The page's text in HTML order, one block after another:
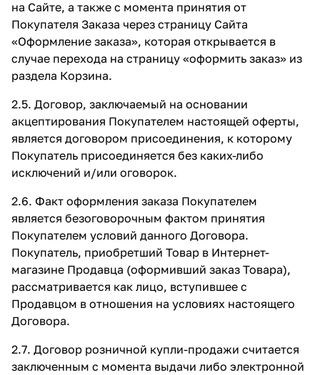
на Сайте, а также с момента принятия от
Покупателя Заказа через страницу Сайта
«Оформление заказа», которая открывается в
случае перехода на страницу «оформить заказ» из
раздела Корзина.
2.5. Договор, заключаемый на основании
акцептирования Покупателем настоящей оферты,
является договором присоединения, к которому
Покупатель присоединяется без каких-либо
исключений и/или оговорок.
2.6. Факт оформления заказа Покупателем
является безоговорочным фактом принятия
Покупателем условий данного Договора.
Покупатель, приобретший Товар в Интернет-
магазине Продавца (оформивший заказ Товара),
рассматривается как лицо, вступившее с
Продавцом в отношения на условиях настоящего
Договора.
2.7. Договор розничной купли-продажи считается
заключенным с момента выдачи либо электронной